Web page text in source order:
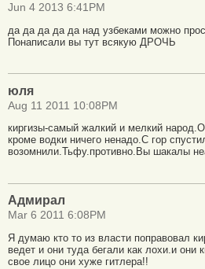
Jun 4 2013 6:41PM
да да да да да над узбеками можно
Понаписали вы тут всякую ДРОЧЬ
юля
Aug 11 2011 10:08PM
киргизы-самый жалкий и мелкий
кроме водки ничего ненадо.С гор
возомнили.Тьфу.противно.Вы шакалы
Адмирал
Mar 6 2011 6:08PM
Я думаю кто то из власти поправовал
ведет и они туда бегали как лохи.и они
свое лицо они хуже гитлера!!